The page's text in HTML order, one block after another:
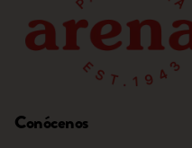
Conócenos